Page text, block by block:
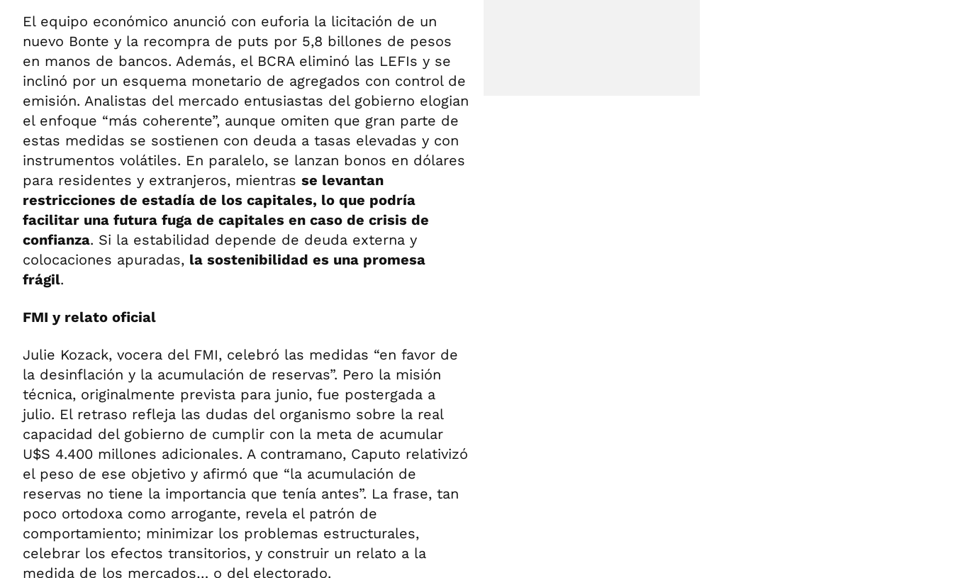
El equipo económico anunció con euforia la licitación de un
nuevo Bonte y la recompra de puts por 5,8 billones de pesos
en manos de bancos. Además, el BCRA eliminó las LEFIs y se
inclinó por un esquema monetario de agregados con control de
emisión. Analistas del mercado entusiastas del gobierno elogian
el enfoque “más coherente”, aunque omiten que gran parte de
estas medidas se sostienen con deuda a tasas elevadas y con
instrumentos volátiles. En paralelo, se lanzan bonos en dólares
para residentes y extranjeros, mientras se levantan
restricciones de estadía de los capitales, lo que podría
facilitar una futura fuga de capitales en caso de crisis de
confianza. Si la estabilidad depende de deuda externa y
colocaciones apuradas, la sostenibilidad es una promesa
frágil.
FMI y relato oficial
Julie Kozack, vocera del FMI, celebró las medidas “en favor de
la desinflación y la acumulación de reservas”. Pero la misión
técnica, originalmente prevista para junio, fue postergada a
julio. El retraso refleja las dudas del organismo sobre la real
capacidad del gobierno de cumplir con la meta de acumular
U$S 4.400 millones adicionales. A contramano, Caputo relativizó
el peso de ese objetivo y afirmó que “la acumulación de
reservas no tiene la importancia que tenía antes”. La frase, tan
poco ortodoxa como arrogante, revela el patrón de
comportamiento; minimizar los problemas estructurales,
celebrar los efectos transitorios, y construir un relato a la
medida de los mercados… o del electorado.